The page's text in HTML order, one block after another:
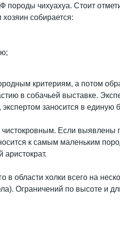
чихуахуа. Стоит
собирается:
критериям, а потом
в собачьей выставке.
заносится в единую
чистокровным. Если
к самым маленьким
аристократ.
области холки всего на
Ограничений по высоте и